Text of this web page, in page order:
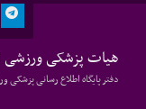
هیات پزشکی ورزشی
دفتر پایگاه اطلاع رسانی پزشکی